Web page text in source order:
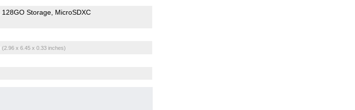
128GO Storage MicroSDXC
(2.96 x 6.45 x 0.33 inches)